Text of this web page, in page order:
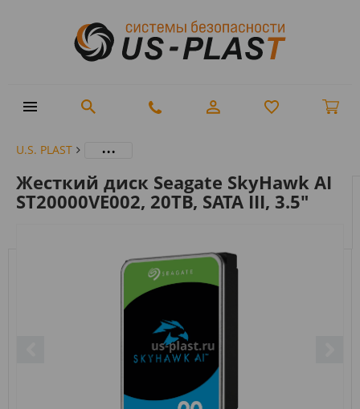
U.S. PLAST ...
Жесткий диск Seagate SkyHawk AI
ST20000VE002, 20TB, SATA III, 3.5"